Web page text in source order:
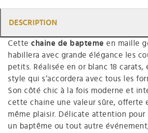
DESCRIPTION
Cette chaine de bapteme en maille
habillera avec grande élégance les
petits. Réalisée en or blanc 18 carats,
style qui s’accordera avec tous les
Son côté chic à la fois moderne et
cette chaine une valeur sûre, offerte
même plaisir. Délicate attention pour
un baptême ou tout autre